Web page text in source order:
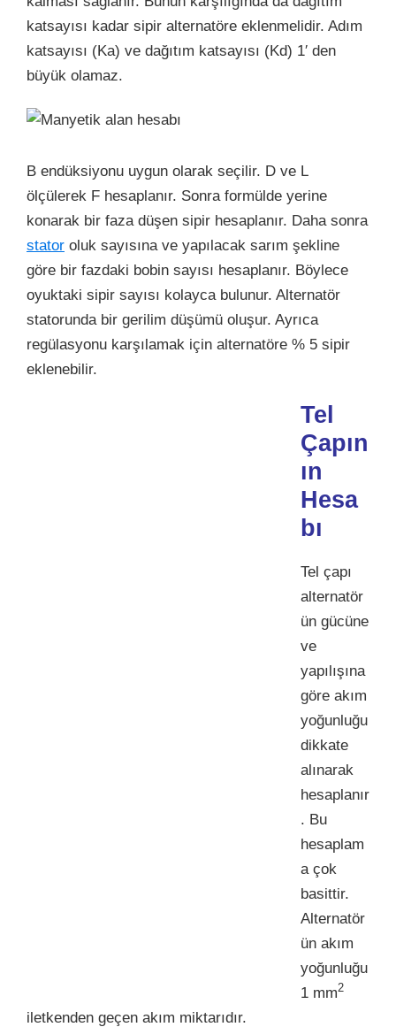
katsayısı kadar sipir alternatöre eklenmelidir. Adım
katsayısı (Ka) ve dağıtım katsayısı (Kd) 1′ den
büyük olamaz.
B endüksiyonu uygun olarak seçilir. D ve L
ölçülerek F hesaplanır. Sonra formülde yerine
konarak bir faza düşen sipir hesaplanır. Daha sonra
stator oluk sayısına ve yapılacak sarım şekline
göre bir fazdaki bobin sayısı hesaplanır. Böylece
oyuktaki sipir sayısı kolayca bulunur. Alternatör
statorunda bir gerilim düşümü oluşur. Ayrıca
regülasyonu karşılamak için alternatöre % 5 sipir
eklenebilir.
Tel
Çapın
ın
Hesa
bı
Tel çapı
alternatör
ün gücüne
ve
yapılışına
göre akım
yoğunluğu
dikkate
alınarak
hesaplanır
. Bu
hesaplam
a çok
basittir.
Alternatör
ün akım
yoğunluğu
1 mm2
iletkenden geçen akım miktarıdır.